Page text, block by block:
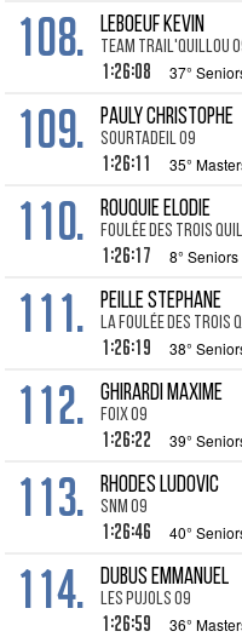
108. LEBOEUF Kevin
Team trail'quillou
1:26:08 37°
109. PAULY Christophe
Sourtadeil 09
1:26:11 35°
110. ROUQUIE Elodie
Foulée des Trois
1:26:17 8°
111. PEILLE Stephane
la Foulée des Trois
1:26:19 38°
112. GHIRARDI Maxime
Foix 09
1:26:22 39°
113. RHODES Ludovic
SNM 09
1:26:46 40°
114. DUBUS Emmanuel
Les Pujols 09
1:26:59 36°